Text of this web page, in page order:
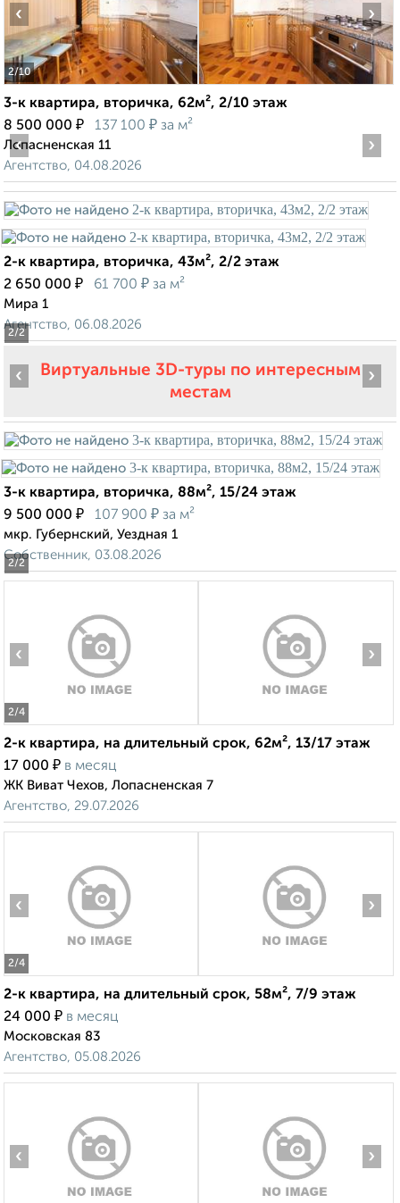
2/10
‹ ›
3-к квартира, вторичка, 62м², 2/10 этаж
8 500 000 ₽ 137 100 ₽ за м²
Лопасненская 11
Агентство, 04.08.2026
2/2
‹ ›
2-к квартира, вторичка, 43м², 2/2 этаж
2 650 000 ₽ 61 700 ₽ за м²
Мира 1
Агентство, 06.08.2026
Виртуальные 3D-туры по интересным
местам
2/2
‹ ›
3-к квартира, вторичка, 88м², 15/24 этаж
9 500 000 ₽ 107 900 ₽ за м²
мкр. Губернский, Уездная 1
Собственник, 03.08.2026
2/4
‹ ›
2-к квартира, на длительный срок, 62м², 13/17 этаж
17 000 ₽ в месяц
ЖК Виват Чехов, Лопасненская 7
Агентство, 29.07.2026
2/4
‹ ›
2-к квартира, на длительный срок, 58м², 7/9 этаж
24 000 ₽ в месяц
Московская 83
Агентство, 05.08.2026
‹ ›